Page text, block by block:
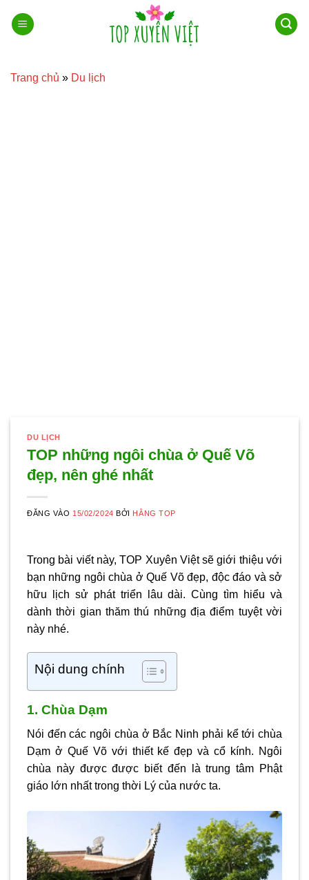
qua
Trang chủ » Du lịch
DU LỊCH
TOP những ngôi chùa ở Quế Võ
đẹp, nên ghé nhất
ĐĂNG VÀO 15/02/2024 BỞI HẰNG TOP
Trong bài viết này,TOP Xuyên Việtsẽ giới thiệu với
bạn những ngôi chùa ở Quế Võ đẹp, độc đáo và sở
hữu lịch sử phát triển lâu dài. Cùng tìm hiểu và
dành thời gian thăm thú những địa điểm tuyệt vời
này nhé.
Nội dung chính
1. Chùa Dạm
Nói đến các ngôi chùa ở Bắc Ninh phải kể tới chùa
Dạm ở Quế Võ với thiết kế đẹp và cổ kính. Ngôi
chùa này được được biết đến là trung tâm Phật
giáo lớn nhất trong thời Lý của nước ta.